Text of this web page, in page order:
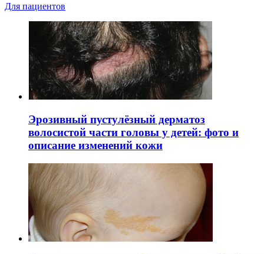
Для пациентов
Эрозивный пустулёзный дерматоз
волосистой части головы у детей: фото и
описание изменений кожи